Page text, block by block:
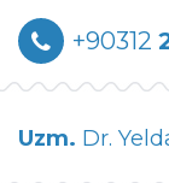
+90312
Uzm. Dr.